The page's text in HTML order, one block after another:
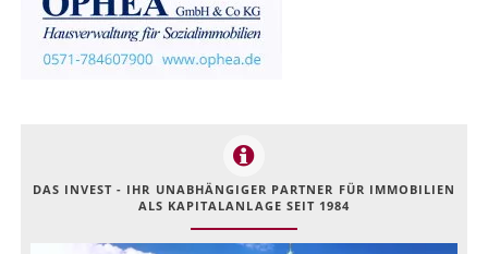
DAS INVEST - IHR UNABHÄNGIGER PARTNER FÜR IMMOBILIEN
ALS KAPITALANLAGE SEIT 1984